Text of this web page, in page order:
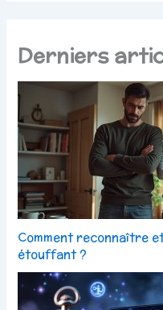
Derniers
Comment reconnaître
étouffant ?